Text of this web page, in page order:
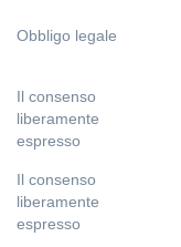
Obbligo legale
Il consenso
liberamente
espresso
Il consenso
liberamente
espresso